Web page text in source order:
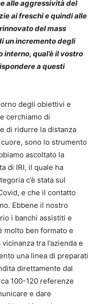
alle aggressività del
ai freschi e quindi alle
del mass
un incremento degli
qual’è il vostro
a questi
degli obiettivi e
cerchiamo di
di ridurre la distanza
sono lo strumento
ascoltato la
di IRI, il quale ha
c’è stata sul
e che il contatto
Ebbene il nostro
i banchi assistiti e
molto ben formato e
tra l’azienda e
una linea di preparati
direttamente dal
100-120 referenze
e dare